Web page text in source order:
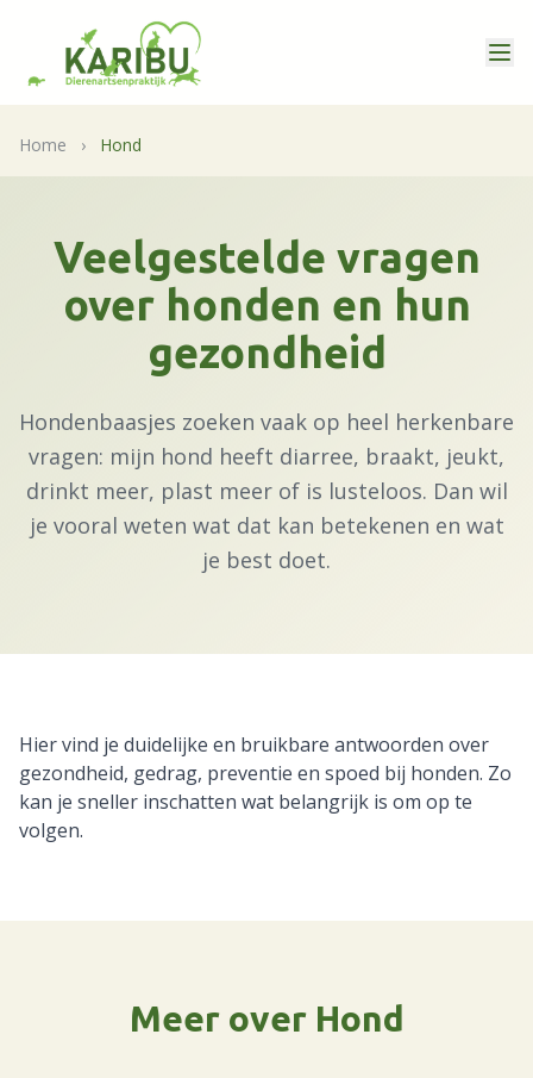
Home › Hond
Veelgestelde vragen
over honden en hun
gezondheid
Hondenbaasjes zoeken vaak op heel herkenbare
vragen: mijn hond heeft diarree, braakt, jeukt,
drinkt meer, plast meer of is lusteloos. Dan wil
je vooral weten wat dat kan betekenen en wat
je best doet.
Hier vind je duidelijke en bruikbare antwoorden over
gezondheid, gedrag, preventie en spoed bij honden. Zo
kan je sneller inschatten wat belangrijk is om op te
volgen.
Meer over Hond